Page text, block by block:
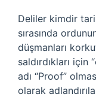
Deliler kimdir
sırasında
düşmanları
saldırdıkları için
adı “Proof”
olarak